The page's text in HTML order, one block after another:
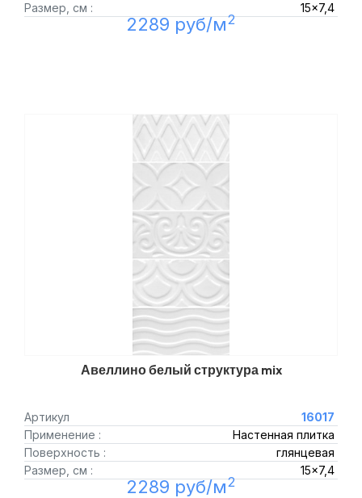
Размер, см : 15x7,4
2289 руб/м2
Авеллино белый структура mix
Артикул
16017
Применение :
Настенная плитка
Поверхность :
глянцевая
Размер, см :
15x7,4
2289 руб/м2